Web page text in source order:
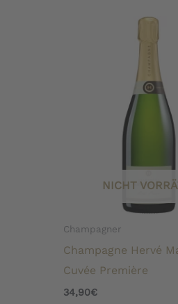
NICHT
Champagner
Champagne Hervé
Cuvée Première
34,90€